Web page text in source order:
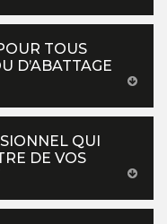
TOUS
D’ABATTAGE
QUI
DE VOS